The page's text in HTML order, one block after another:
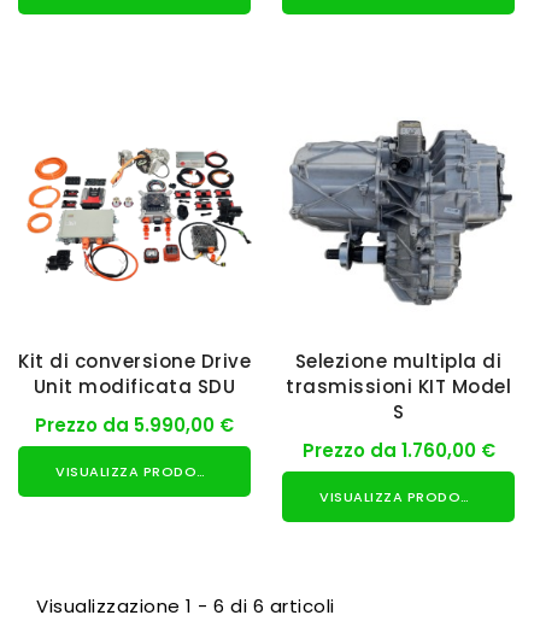
Kit di conversione Drive
Unit modificata SDU
Prezzo da 5.990,00 €
VISUALIZZA PRODOTTO
Selezione multipla di
trasmissioni KIT Model
S
Prezzo da 1.760,00 €
VISUALIZZA PRODOTTO
Visualizzazione 1 - 6 di 6 articoli